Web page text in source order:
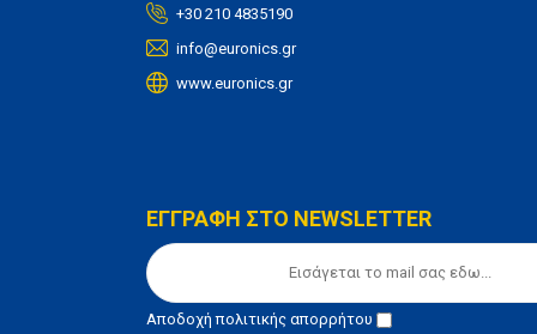
+30 210 4835190
info@euronics.gr
www.euronics.gr
ΕΓΓΡΑΦΗ ΣΤΟ NEWSLETTER
Αποδοχήπολιτικής απορρήτου